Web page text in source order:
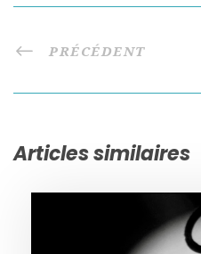
PRÉCÉDENT
Articles similaires